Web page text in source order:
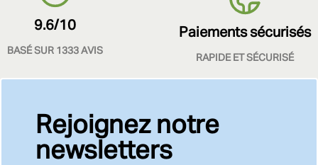
9.6/10
BASÉ SUR 1333 AVIS
Paiements sécurisés
RAPIDE ET SÉCURISÉ
Rejoignez notre
newsletters